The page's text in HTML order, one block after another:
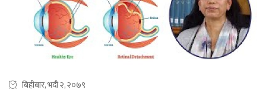
बिहीबार, भदौ २, २०७९